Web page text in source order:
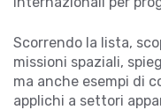
Scorrendo la lista,
missioni spaziali,
ma anche esempi di
applichi a settori